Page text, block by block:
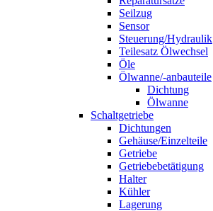
Seilzug
Sensor
Steuerung/Hydraulik
Teilesatz Ölwechsel
Öle
Ölwanne/-anbauteile
Dichtung
Ölwanne
Schaltgetriebe
Dichtungen
Gehäuse/Einzelteile
Getriebe
Getriebebetätigung
Halter
Kühler
Lagerung